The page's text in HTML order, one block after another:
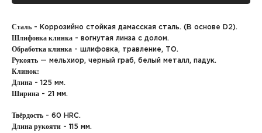
Сталь - Коррозийно стойкая дамасская сталь. (В основе D2).
Шлифовка клинка - вогнутая линза с долом.
Обработка клинка - шлифовка, травление, ТО.
Рукоять — мельхиор, черный граб, белый металл, падук.
Клинок:
Длина - 125 мм.
Ширина - 21 мм.
Твёрдость - 60 HRC.
Длина рукояти - 115 мм.